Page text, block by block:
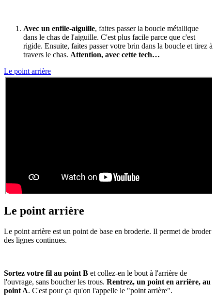
Avec un enfile-aiguille, faites passer la boucle métallique
dans le chas de l'aiguille. C'est plus facile parce que c'est
rigide. Ensuite, faites passer votre brin dans la boucle et tirez à
travers le chas. Attention, avec cette tech…
Le point arrière
Le point arrière
Le point arrière est un point de base en broderie. Il permet de broder
des lignes continues.
Sortez votre fil au point B et collez-en le bout à l'arrière de
l'ouvrage, sans boucher les trous. Rentrez, un point en arrière, au
point A. C'est pour ça qu'on l'appelle le "point arrière".